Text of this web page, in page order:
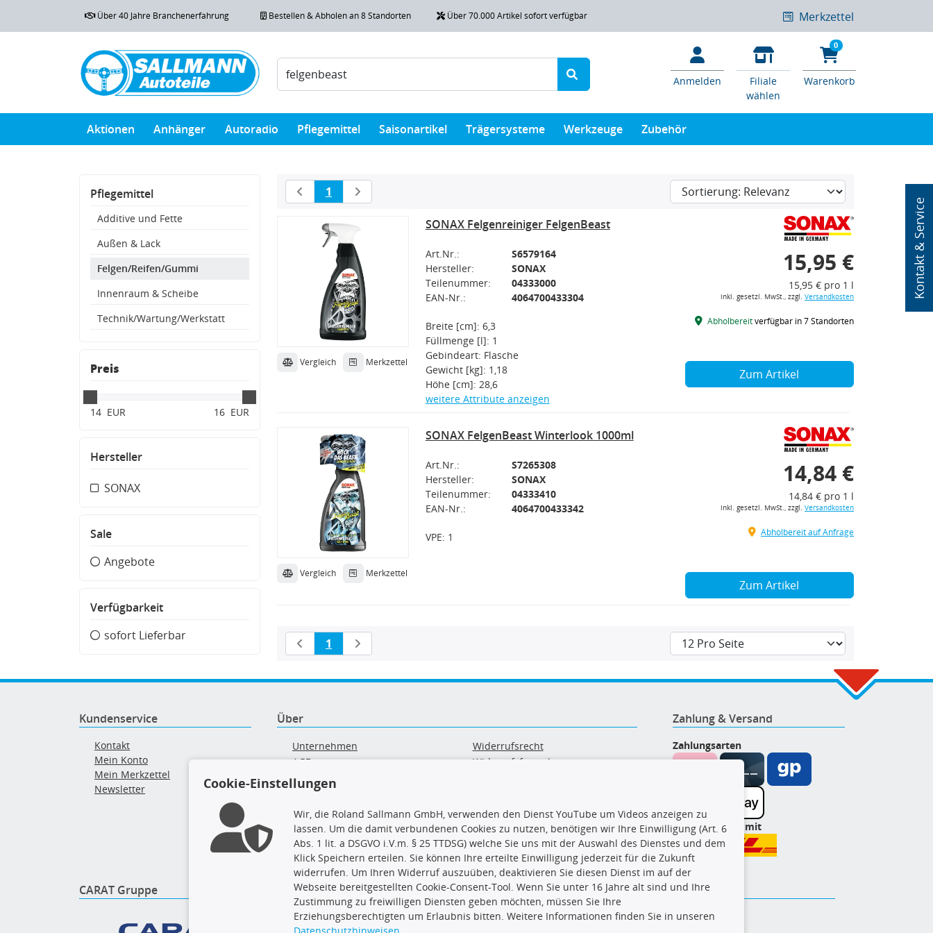
Kontakt & Service
Über 40 Jahre Branchenerfahrung Bestellen & Abholen an 8 Standorten Über 70.000 Artikel sofort verfügbar Merkzettel
Anmelden
Filiale
wählen
0
Warenkorb
Aktionen Anhänger Autoradio Pflegemittel Saisonartikel Trägersysteme Werkzeuge Zubehör
Pflegemittel
Additive und Fette
Außen & Lack
Felgen/Reifen/Gummi
Innenraum & Scheibe
Technik/Wartung/Werkstatt
Preis
14 EUR 16 EUR
Hersteller
SONAX
Sale
Angebote
Verfügbarkeit
sofort Lieferbar
1
Vergleich Merkzettel
SONAX Felgenreiniger FelgenBeast
Art.Nr.:
S6579164
Hersteller:
SONAX
Teilenummer:
04333000
EAN-Nr.:
4064700433304
Breite [cm]: 6,3
Füllmenge [l]: 1
Gebindeart: Flasche
Gewicht [kg]: 1,18
Höhe [cm]: 28,6
weitere Attribute anzeigen
15,95 €
15,95 € pro 1 l
inkl. gesetzl. MwSt., zzgl. Versandkosten
Abholbereitverfügbar in 7 Standorten
Zum Artikel
Vergleich Merkzettel
SONAX FelgenBeast Winterlook 1000ml
Art.Nr.:
S7265308
Hersteller:
SONAX
Teilenummer:
04333410
EAN-Nr.:
4064700433342
VPE: 1
14,84 €
14,84 € pro 1 l
inkl. gesetzl. MwSt., zzgl. Versandkosten
Abholbereit auf Anfrage
Zum Artikel
1
Kundenservice
Kontakt
Mein Konto
Mein Merkzettel
Newsletter
Über
Unternehmen
AGB
Versand & Zahlung
Altgeräte-/ Batterieentsorgung
Widerrufsrecht
Widerrufsformular
Barrierefreiheitserklärung
Zahlung & Versand
Zahlungsarten
Wir versenden mit
CARAT Gruppe Folge uns TecDoc Inside
Cookie-Einstellungen
Wir, die Roland Sallmann GmbH, verwenden den Dienst YouTube um Videos anzeigen zu
lassen. Um die damit verbundenen Cookies zu nutzen, benötigen wir Ihre Einwilligung (Art. 6
Abs. 1 lit. a DSGVO i.V.m. § 25 TTDSG) welche Sie uns mit der Auswahl des Dienstes und dem
Klick Speichern erteilen. Sie können Ihre erteilte Einwilligung jederzeit für die Zukunft
widerrufen. Um Ihren Widerruf auszuüben, deaktivieren Sie diesen Dienst im auf der
Webseite bereitgestellten Cookie-Consent-Tool. Wenn Sie unter 16 Jahre alt sind und Ihre
Zustimmung zu freiwilligen Diensten geben möchten, müssen Sie Ihre
Erziehungsberechtigten um Erlaubnis bitten. Weitere Informationen finden Sie in unseren